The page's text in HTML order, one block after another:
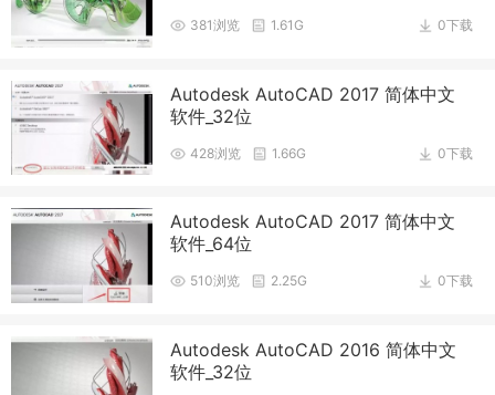
0下载
381浏览 1.61G
Autodesk AutoCAD 2017 简体中文
软件_32位
0下载
428浏览 1.66G
Autodesk AutoCAD 2017 简体中文
软件_64位
0下载
510浏览 2.25G
Autodesk AutoCAD 2016 简体中文
软件_32位